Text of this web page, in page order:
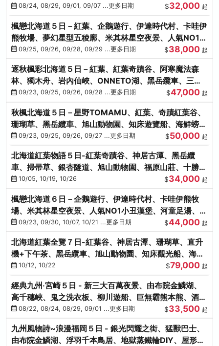
飽08/24, 08/29, 09/01, 09/07 ...更多日期 $32,000 起
楓戀北海道５日－紅葉、企鵝遊行、伊達時代村、卡哇伊
熊牧場、夢幻星型五稜廓、米其林星空夜景、人氣NO1小
丑漢堡、洞爺花火
09/25, 09/26, 09/28, 09/29 ...更多日期 $38,000 起
逐秋楓彩北海道５日－紅葉、紅葉奇蹟谷、阿寒魔法森
林、獨木舟、岩內仙峽、ONNETO湖、黑岳纜車、三國
峠、豐平峽、螃蟹溫泉
09/23, 09/25, 09/26, 09/28 ...更多日期 $47,000 起
秋楓北海道５日－星野TOMAMU、紅葉、奇蹟紅葉谷、
珊瑚草、黑岳纜車、旭山動物園、知床遊覽船、海鮮螃蟹
和牛吃到飽
09/23, 09/25, 09/26, 09/27 ...更多日期 $50,000 起
北海道紅葉物語５日-紅葉奇蹟谷、神居古潭、黑岳纜
車、掃帚草、銀杏隧道、旭山動物園、福原山莊、十勝牧
場、冰的美術館
10/05, 10/19, 10/26 $34,000 起
楓戀北海道６日－企鵝遊行、伊達時代村、卡哇伊熊牧
場、米其林星空夜景、人氣NO1小丑漢堡、河童足湯、奇
幻燈遊步道、洞爺花火
09/23, 09/30, 10/07, 10/21 ...更多日期 $44,000 起
北海道紅葉全覽７日-紅葉谷、神居古潭、珊瑚草、直升
機+下午茶、黑岳纜車、旭山動物園、知床觀光船、海膽
涮涮鍋(不進免稅店)
10/12, 10/22 $79,000 起
經典九州‧宮崎５日 - 新三大百萬夜景、由布院金鱗湖、
高千穗峽、鬼之洗衣板、柳川遊船、巨無霸熊本熊、酒造
見學試飲
08/22, 08/24, 08/29, 09/01 ...更多日期 $33,500 起
九州風物詩~浪漫福岡５日 - 銀光閃耀之街、猛獸巴士、
由布院金鱗湖、浮羽千本鳥居、地獄蒸鐵輪DIY、屋形船